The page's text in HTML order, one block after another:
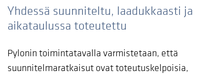
Yhdessä suunniteltu, laadukkaasti ja
aikataulussa toteutettu
Pylonin toimintatavalla varmistetaan, että
suunnitelmaratkaisut ovat toteutuskelpoisia,